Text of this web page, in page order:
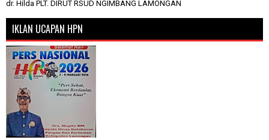
dr. Hilda PLT. DIRUT RSUD NGIMBANG LAMONGAN
IKLAN UCAPAN HPN